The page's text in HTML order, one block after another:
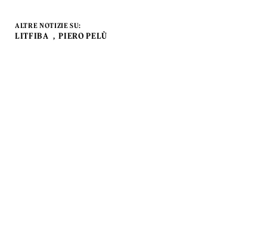
ALTRE NOTIZIE SU:
LITFIBA PIERO PELÙ